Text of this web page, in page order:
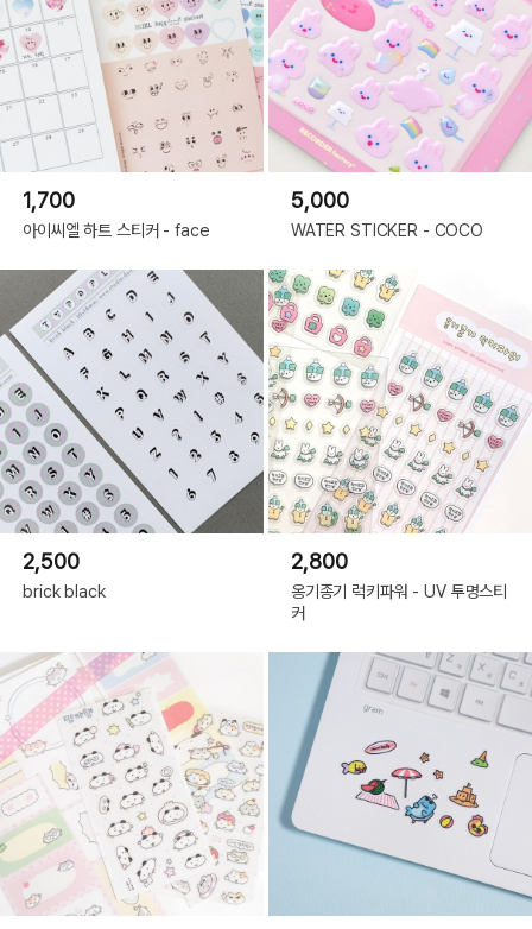
1,700
아이씨엘 하트 스티커 - face
5,000
WATER STICKER - COCO
2,500
brick black
2,800
옹기종기 럭키파워 - UV 투명스티
커